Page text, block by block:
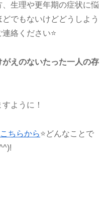
生理や更年期の症状に悩
でもないけどどうしよう
絡ください⭐
えのないたった一人の存
ように！
ちらから⭐どんなことで